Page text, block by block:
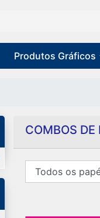
Produtos Gráficos
COMBOS DE